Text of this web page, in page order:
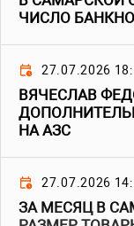
ЧИСЛО
27.07.2026
ВЯЧЕСЛАВ
НА АЗС
27.07.2026
ЗА МЕСЯЦ В